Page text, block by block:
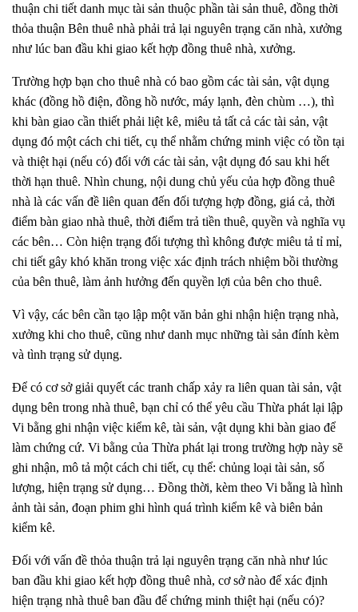
thuận chi tiết danh mục tài sản thuộc phần tài sản thuê, đồng thời
thỏa thuận Bên thuê nhà phải trả lại nguyên trạng căn nhà, xưởng
như lúc ban đầu khi giao kết hợp đồng thuê nhà, xưởng.
Trường hợp bạn cho thuê nhà có bao gồm các tài sản, vật dụng
khác (đồng hồ điện, đồng hồ nước, máy lạnh, đèn chùm …), thì
khi bàn giao cần thiết phải liệt kê, miêu tả tất cả các tài sản, vật
dụng đó một cách chi tiết, cụ thể nhằm chứng minh việc có tồn tại
và thiệt hại (nếu có) đối với các tài sản, vật dụng đó sau khi hết
thời hạn thuê. Nhìn chung, nội dung chủ yếu của hợp đồng thuê
nhà là các vấn đề liên quan đến đối tượng hợp đồng, giá cả, thời
điểm bàn giao nhà thuê, thời điểm trả tiền thuê, quyền và nghĩa vụ
các bên… Còn hiện trạng đối tượng thì không được miêu tả tỉ mỉ,
chi tiết gây khó khăn trong việc xác định trách nhiệm bồi thường
của bên thuê, làm ảnh hưởng đến quyền lợi của bên cho thuê.
Vì vậy, các bên cần tạo lập một văn bản ghi nhận hiện trạng nhà,
xưởng khi cho thuê, cũng như danh mục những tài sản đính kèm
và tình trạng sử dụng.
Để có cơ sở giải quyết các tranh chấp xảy ra liên quan tài sản, vật
dụng bên trong nhà thuê, bạn chỉ có thể yêu cầu Thừa phát lại lập
Vi bằng ghi nhận việc kiểm kê, tài sản, vật dụng khi bàn giao để
làm chứng cứ. Vi bằng của Thừa phát lại trong trường hợp này sẽ
ghi nhận, mô tả một cách chi tiết, cụ thể: chủng loại tài sản, số
lượng, hiện trạng sử dụng… Đồng thời, kèm theo Vi bằng là hình
ảnh tài sản, đoạn phim ghi hình quá trình kiểm kê và biên bản
kiểm kê.
Đối với vấn đề thỏa thuận trả lại nguyên trạng căn nhà như lúc
ban đầu khi giao kết hợp đồng thuê nhà, cơ sở nào để xác định
hiện trạng nhà thuê ban đầu để chứng minh thiệt hại (nếu có)?